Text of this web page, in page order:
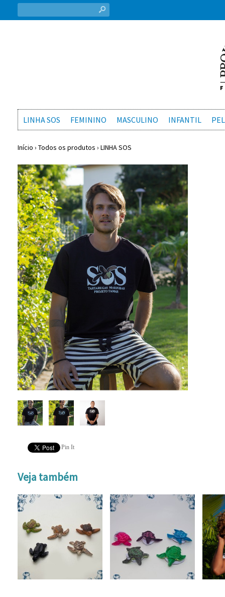
s
LINHA SOS FEMININO MASCULINO INFANTIL
Início › Todos os produtos › LINHA SOS
Pin It
Veja também